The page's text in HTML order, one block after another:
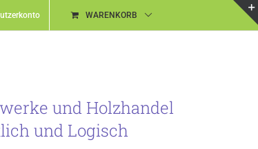
WARENKORB
und Holzhandel
und Logisch